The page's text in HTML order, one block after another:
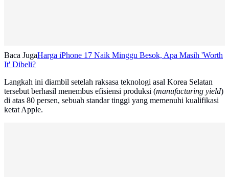
Baca JugaHarga iPhone 17 Naik Minggu Besok, Apa Masih 'Worth
It' Dibeli?
Langkah ini diambil setelah raksasa teknologi asal Korea Selatan
tersebut berhasil menembus efisiensi produksi (manufacturing yield)
di atas 80 persen, sebuah standar tinggi yang memenuhi kualifikasi
ketat Apple.